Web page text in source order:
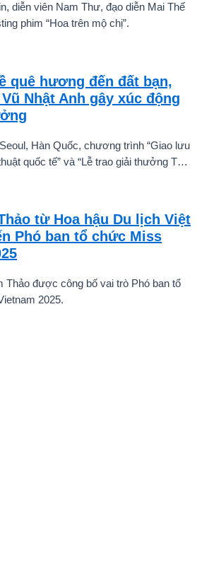
diễn viên Nam Thư, đạo diễn Mai Thế
phim “Hoa trên mộ chị”.
quê hương đến đất bạn,
Nhật Anh gây xúc động
Hàn Quốc, chương trình “Giao lưu
quốc tế” và “Lễ trao giải thưởng Tài
hát trữ tình sâu lắng, mang đậm hơi thở
từ Hoa hậu Du lịch Việt
Phó ban tổ chức Miss
Thảo được công bố vai trò Phó ban tổ
2025.